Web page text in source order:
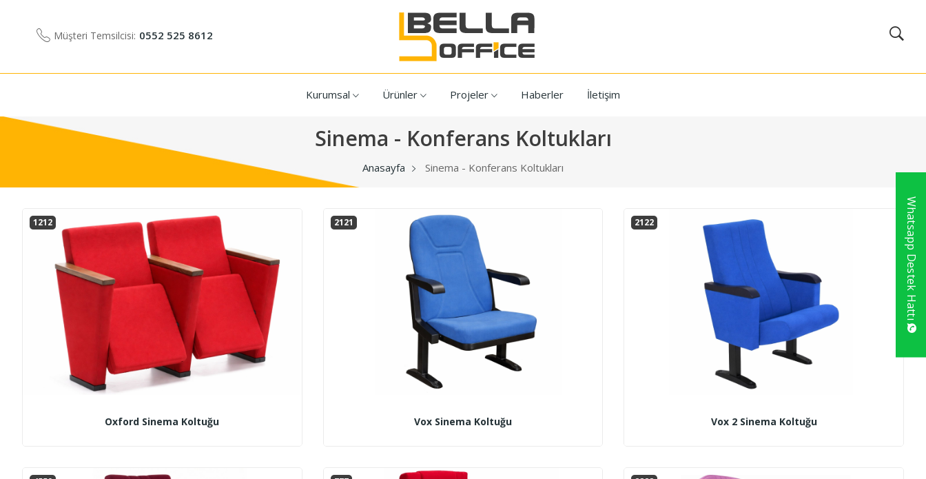
Müşteri Temsilcisi: 0552 525 8612
Kurumsal Ürünler Projeler Haberler İletişim
Sinema - Konferans Koltukları
Anasayfa Sinema - Konferans Koltukları
1212
Oxford Sinema Koltuğu
2121
Vox Sinema Koltuğu
2122
Vox 2 Sinema Koltuğu
Whatsapp Destek Hattı